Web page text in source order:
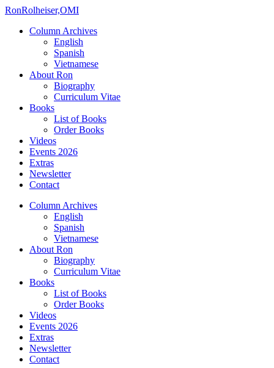
RonRolheiser,OMI
Column Archives
English
Spanish
Vietnamese
About Ron
Biography
Curriculum Vitae
Books
List of Books
Order Books
Videos
Events 2026
Extras
Newsletter
Contact
Column Archives
English
Spanish
Vietnamese
About Ron
Biography
Curriculum Vitae
Books
List of Books
Order Books
Videos
Events 2026
Extras
Newsletter
Contact